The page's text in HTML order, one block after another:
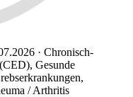
· Chronisch-
Gesunde
/ Arthritis